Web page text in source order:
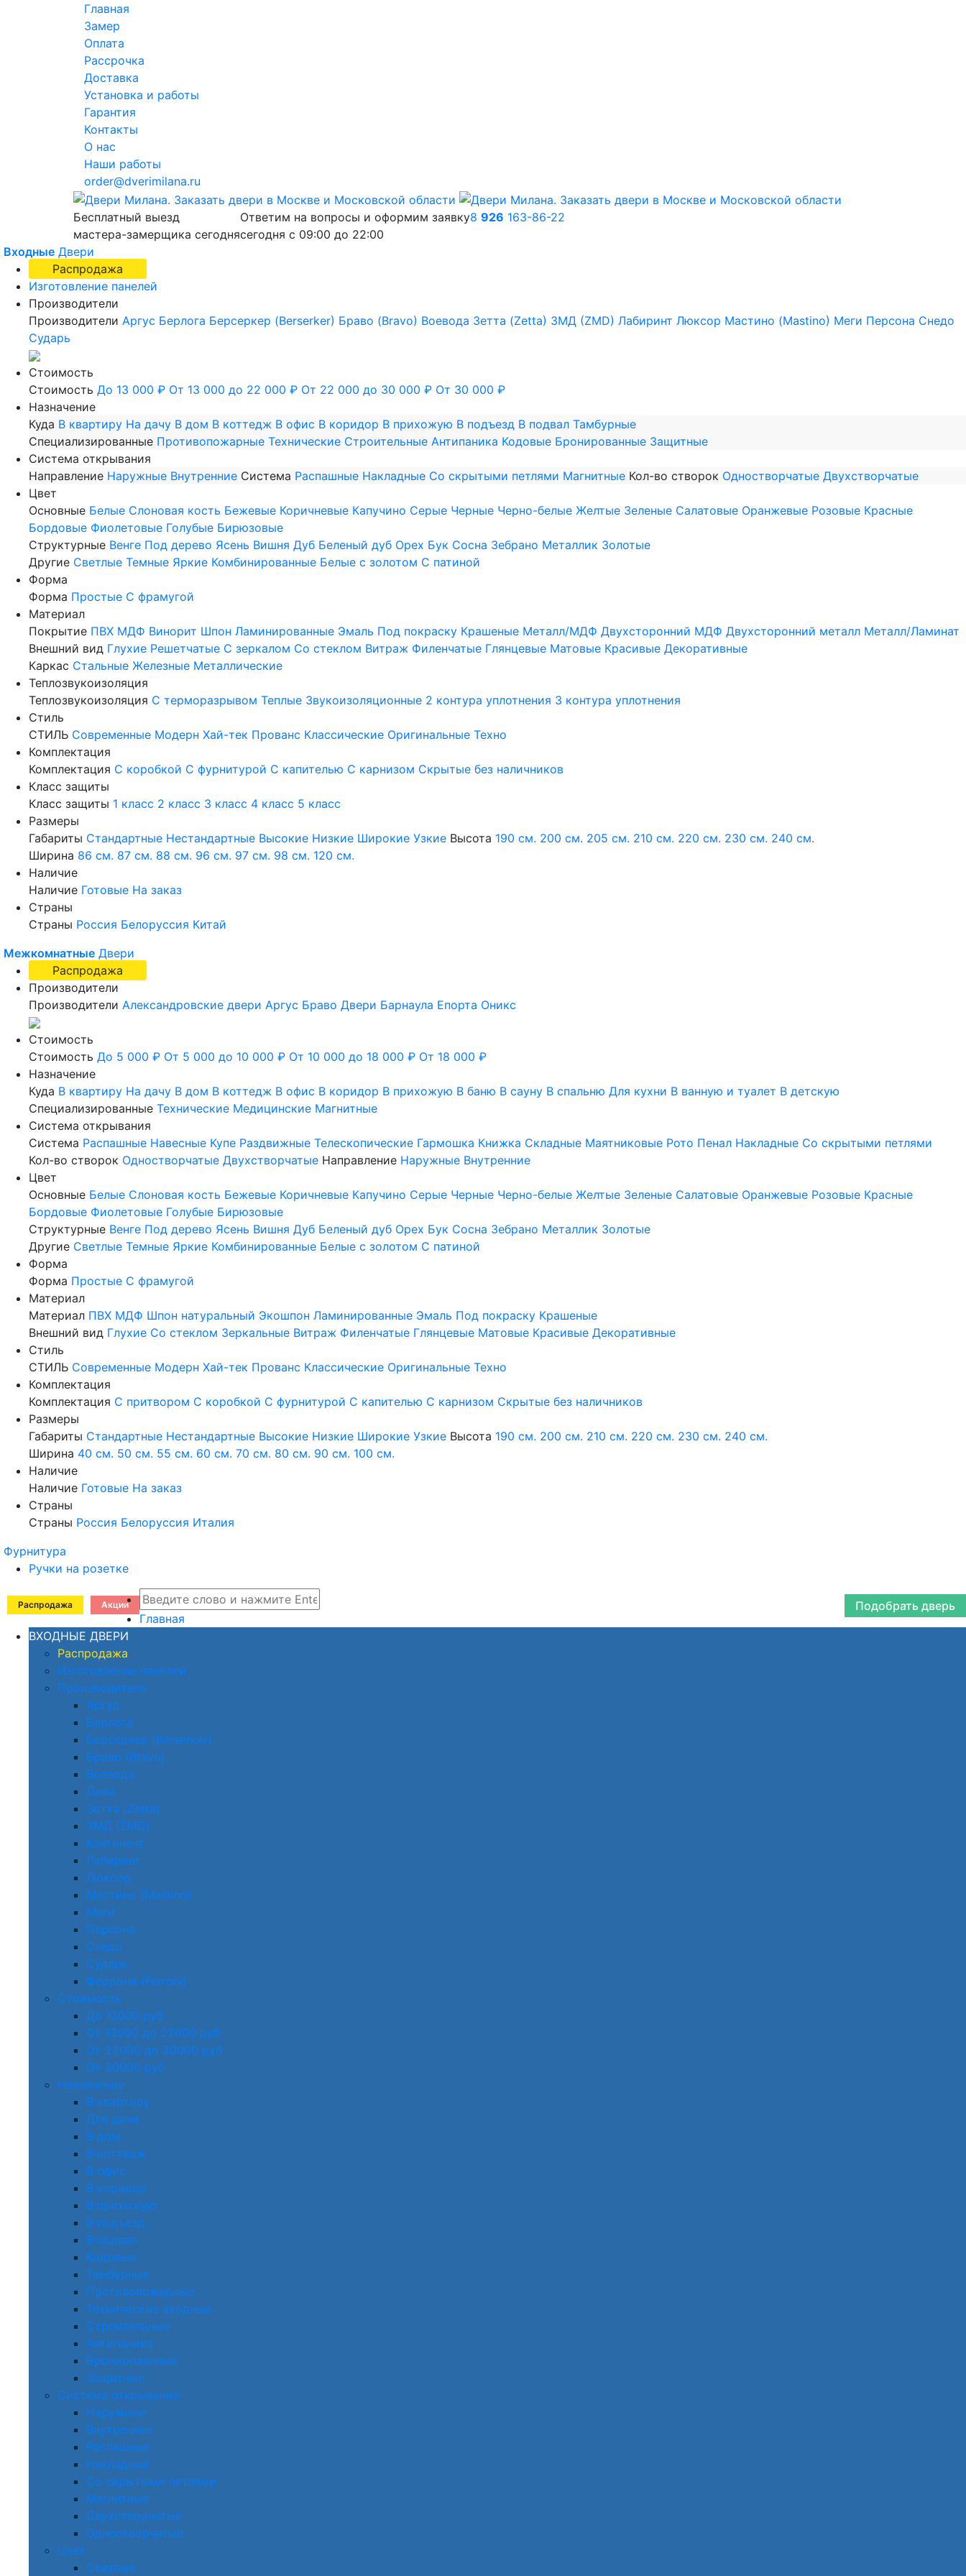
Главная
Замер
Оплата
Рассрочка
Доставка
Установка и работы
Гарантия
Контакты
О нас
Наши работы
order@dverimilana.ru
Бесплатный выезд
мастера-замерщика сегодня
Ответим на вопросы и оформим заявку
сегодня с 09:00 до 22:00
8 926 163-86-22
Входные Двери
Распродажа
Изготовление панелей
Производители
Производители Аргус Берлога Берсеркер (Berserker) Браво (Bravo) Воевода Зетта (Zetta) ЗМД (ZMD) Лабиринт Люксор Мастино (Mastino) Меги Персона Снедо
Сударь
Стоимость
Стоимость До 13 000 ₽ От 13 000 до 22 000 ₽ От 22 000 до 30 000 ₽ От 30 000 ₽
Назначение
Куда В квартиру На дачу В дом В коттедж В офис В коридор В прихожую В подъезд В подвал Тамбурные
Специализированные Противопожарные Технические Строительные Антипаника Кодовые Бронированные Защитные
Система открывания
Направление Наружные Внутренние Система Распашные Накладные Со скрытыми петлями Магнитные Кол-во створок Одностворчатые Двухстворчатые
Цвет
Основные Белые Слоновая кость Бежевые Коричневые Капучино Серые Черные Черно-белые Желтые Зеленые Салатовые Оранжевые Розовые Красные
Бордовые Фиолетовые Голубые Бирюзовые
Структурные Венге Под дерево Ясень Вишня Дуб Беленый дуб Орех Бук Сосна Зебрано Металлик Золотые
Другие Светлые Темные Яркие Комбинированные Белые с золотом С патиной
Форма
Форма Простые С фрамугой
Материал
Покрытие ПВХ МДФ Винорит Шпон Ламинированные Эмаль Под покраску Крашеные Металл/МДФ Двухсторонний МДФ Двухсторонний металл Металл/Ламинат
Внешний вид Глухие Решетчатые С зеркалом Со стеклом Витраж Филенчатые Глянцевые Матовые Красивые Декоративные
Каркас Стальные Железные Металлические
Теплозвукоизоляция
Теплозвукоизоляция С терморазрывом Теплые Звукоизоляционные 2 контура уплотнения 3 контура уплотнения
Стиль
СТИЛЬ Современные Модерн Хай-тек Прованс Классические Оригинальные Техно
Комплектация
Комплектация С коробкой С фурнитурой С капителью С карнизом Скрытые без наличников
Класс защиты
Класс защиты 1 класс 2 класс 3 класс 4 класс 5 класс
Размеры
Габариты Стандартные Нестандартные Высокие Низкие Широкие Узкие Высота 190 см. 200 см. 205 см. 210 см. 220 см. 230 см. 240 см.
Ширина 86 см. 87 см. 88 см. 96 см. 97 см. 98 см. 120 см.
Наличие
Наличие Готовые На заказ
Страны
Страны Россия Белоруссия Китай
Межкомнатные Двери
Распродажа
Производители
Производители Александровские двери Аргус Браво Двери Барнаула Епорта Оникс
Стоимость
Стоимость До 5 000 ₽ От 5 000 до 10 000 ₽ От 10 000 до 18 000 ₽ От 18 000 ₽
Назначение
Куда В квартиру На дачу В дом В коттедж В офис В коридор В прихожую В баню В сауну В спальню Для кухни В ванную и туалет В детскую
Специализированные Технические Медицинские Магнитные
Система открывания
Система Распашные Навесные Купе Раздвижные Телескопические Гармошка Книжка Складные Маятниковые Рото Пенал Накладные Со скрытыми петлями
Кол-во створок Одностворчатые Двухстворчатые Направление Наружные Внутренние
Цвет
Основные Белые Слоновая кость Бежевые Коричневые Капучино Серые Черные Черно-белые Желтые Зеленые Салатовые Оранжевые Розовые Красные
Бордовые Фиолетовые Голубые Бирюзовые
Структурные Венге Под дерево Ясень Вишня Дуб Беленый дуб Орех Бук Сосна Зебрано Металлик Золотые
Другие Светлые Темные Яркие Комбинированные Белые с золотом С патиной
Форма
Форма Простые С фрамугой
Материал
Материал ПВХ МДФ Шпон натуральный Экошпон Ламинированные Эмаль Под покраску Крашеные
Внешний вид Глухие Со стеклом Зеркальные Витраж Филенчатые Глянцевые Матовые Красивые Декоративные
Стиль
СТИЛЬ Современные Модерн Хай-тек Прованс Классические Оригинальные Техно
Комплектация
Комплектация С притвором С коробкой С фурнитурой С капителью С карнизом Скрытые без наличников
Размеры
Габариты Стандартные Нестандартные Высокие Низкие Широкие Узкие Высота 190 см. 200 см. 210 см. 220 см. 230 см. 240 см.
Ширина 40 см. 50 см. 55 см. 60 см. 70 см. 80 см. 90 см. 100 см.
Наличие
Наличие Готовые На заказ
Страны
Страны Россия Белоруссия Италия
Фурнитура
Ручки на розетке
Распродажа Акции
Подобрать дверь
Главная
ВХОДНЫЕ ДВЕРИ
Распродажа
Изготовление панелей
Производитель
Аргус
Берлога
Берсеркер (Berserker)
Браво (Bravo)
Воевода
Дива
Зетта (Zetta)
ЗМД (ZMD)
Континент
Лабиринт
Люксор
Мастино (Mastino)
Меги
Персона
Снедо
Сударь
Феррони (Ferroni)
Стоимость
До 13000 руб
От 13000 до 22000 руб
От 22000 до 30000 руб
От 30000 руб
Назначение
В квартиру
Для дачи
В дом
В коттедж
В офис
В коридор
В прихожую
В подъезд
В подвал
Кодовые
Тамбурные
Противопожарные
Технические входные
Строительные
Антипаника
Бронированные
Защитные
Система открывания
Наружные
Внутренние
Распашные
Накладные
Со скрытыми петлями
Магнитные
Двухстворчатые
Одностворчатые
Цвет
Светлые